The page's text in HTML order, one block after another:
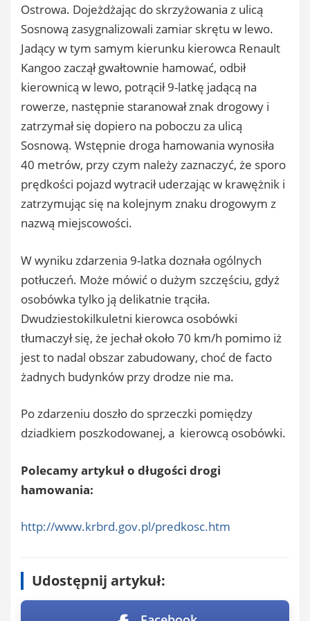
Ostrowa. Dojeżdżając do skrzyżowania z ulicą
Sosnową zasygnalizowali zamiar skrętu w lewo.
Jadący w tym samym kierunku kierowca Renault
Kangoo zaczął gwałtownie hamować, odbił
kierownicą w lewo, potrącił 9-latkę jadącą na
rowerze, następnie staranował znak drogowy i
zatrzymał się dopiero na poboczu za ulicą
Sosnową. Wstępnie droga hamowania wynosiła
40 metrów, przy czym należy zaznaczyć, że sporo
prędkości pojazd wytracił uderzając w krawężnik i
zatrzymując się na kolejnym znaku drogowym z
nazwą miejscowości.
W wyniku zdarzenia 9-latka doznała ogólnych
potłuczeń. Może mówić o dużym szczęściu, gdyż
osobówka tylko ją delikatnie trąciła.
Dwudziestokilkuletni kierowca osobówki
tłumaczył się, że jechał około 70 km/h pomimo iż
jest to nadal obszar zabudowany, choć de facto
żadnych budynków przy drodze nie ma.
Po zdarzeniu doszło do sprzeczki pomiędzy
dziadkiem poszkodowanej, a kierowcą osobówki.
Polecamy artykuł o długości drogi
hamowania:
http://www.krbrd.gov.pl/predkosc.htm
Udostępnij artykuł: